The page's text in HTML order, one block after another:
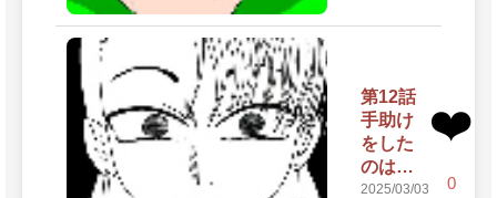
第12話
手助け
をした
のは…
2025/03/03
❤️
0